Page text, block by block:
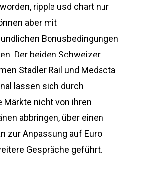
ripple usd chart nur
aber mit
Bonusbedingungen
Der beiden Schweizer
Stadler Rail und Medacta
lassen sich durch
Märkte nicht von ihren
abbringen, über einen
zur Anpassung auf Euro
Gespräche geführt.